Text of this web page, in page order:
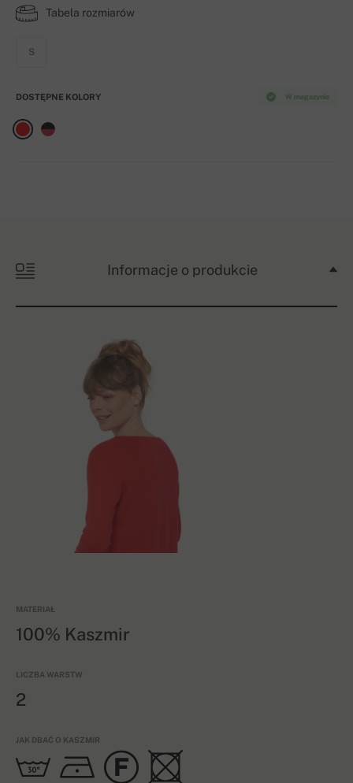
Tabela rozmiarów
S
W magazynie
DOSTĘPNE KOLORY
Informacje o produkcie
MATERIAŁ
100% Kaszmir
LICZBA WARSTW
2
JAK DBAĆ O KASZMIR